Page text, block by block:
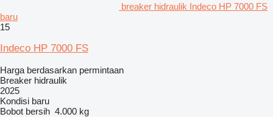
breaker hidraulik Indeco HP 7000 FS
baru
15
Indeco HP 7000 FS
Harga berdasarkan permintaan
Breaker hidraulik
2025
Kondisi baru
Bobot bersih 4.000 kg